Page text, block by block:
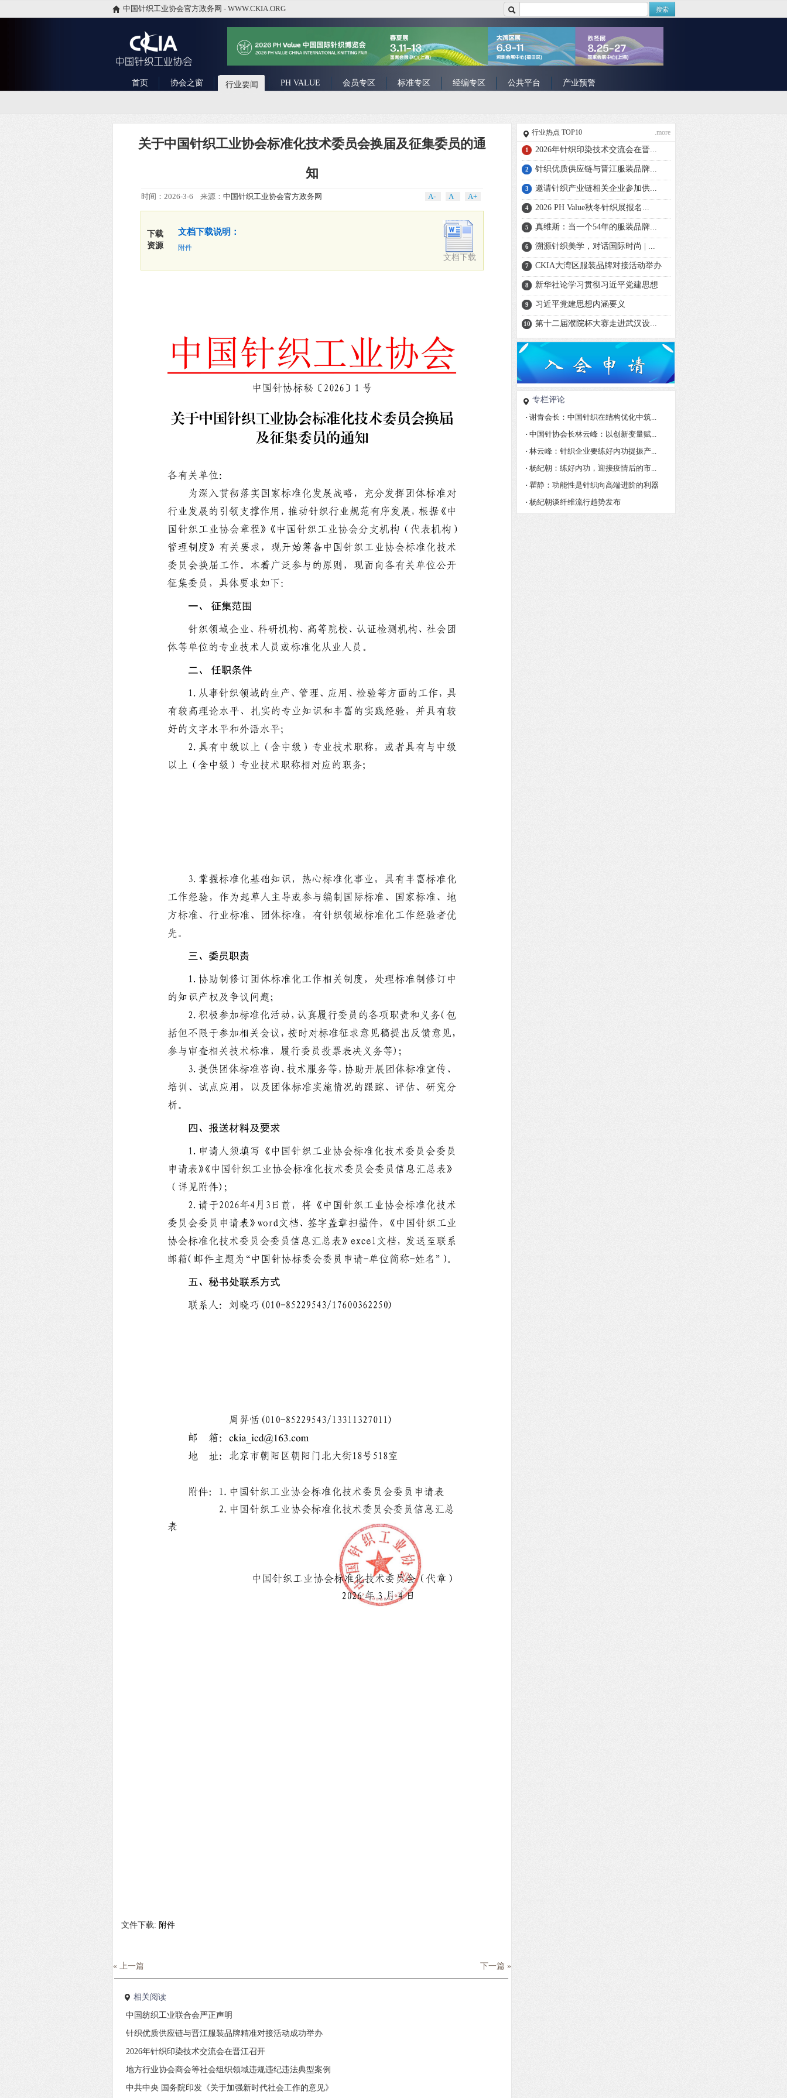
中国针织工业协会官方政务网 - WWW.CKIA.ORG 搜索
首页 协会之窗 行业要闻 PH VALUE 会员专区 标准专区 经编专区 公共平台 产业预警
关于中国针织工业协会标准化技术委员会换届及征集委员的通
知
时间：2026-3-6 来源： 中国针织工业协会官方政务网 A- A A+
下载
资源
文档下载说明：
附件
文档下载
文件下载: 附件
« 上一篇 下一篇 »
相关阅读
中国纺织工业联合会严正声明
针织优质供应链与晋江服装品牌精准对接活动成功举办
2026年针织印染技术交流会在晋江召开
地方行业协会商会等社会组织领域违规违纪违法典型案例
中共中央 国务院印发《关于加强新时代社会工作的意见》
行业热点 TOP10 .more
1 2026年针织印染技术交流会在晋...
2 针织优质供应链与晋江服装品牌...
3 邀请针织产业链相关企业参加供...
4 2026 PH Value秋冬针织展报名...
5 真维斯：当一个54年的服装品牌...
6 溯源针织美学，对话国际时尚 | ...
7 CKIA大湾区服装品牌对接活动举办
8 新华社论学习贯彻习近平党建思想
9 习近平党建思想内涵要义
10 第十二届濮院杯大赛走进武汉设...
专栏评论
· 谢青会长：中国针织在结构优化中筑...
· 中国针协会长林云峰：以创新变量赋...
· 林云峰：针织企业要练好内功提振产...
· 杨纪朝：练好内功，迎接疫情后的市...
· 瞿静：功能性是针织向高端进阶的利器
· 杨纪朝谈纤维流行趋势发布